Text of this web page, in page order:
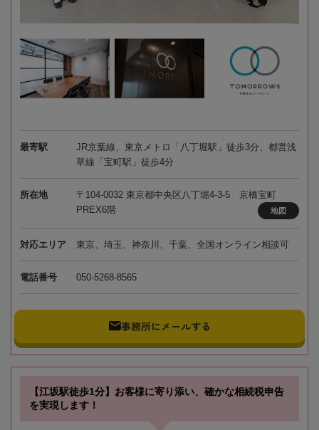
最寄駅
JR京葉線、東京メトロ「八丁堀駅」徒歩3分、都営浅
草線「宝町駅」徒歩4分
所在地
〒104-0032 東京都中央区八丁堀4-3-5 京橋宝町
PREX6階
地図
対応エリア 東京、埼玉、神奈川、千葉、全国オンライン相談可
電話番号 050-5268-8565
事務所にメールする
【江坂駅徒歩1分】お客様に寄り添い、確かな相続税申告
を実現します！